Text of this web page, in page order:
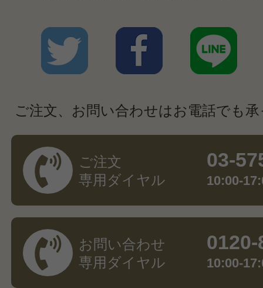
ご注文、お問い合わせはお電話でも
ご注文
専用ダイヤル
03-
10:00-
お問い合わせ
専用ダイヤル
10:00-